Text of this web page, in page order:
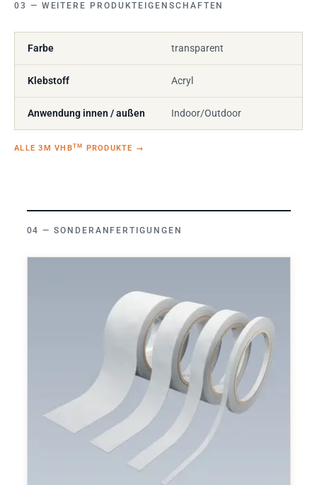
WEITERE PRODUKTEIGENSCHAFTEN
Farbe transparent
Klebstoff Acryl
Anwendung innen / außen Indoor/Outdoor
ALLE 3M VHBTM PRODUKTE →
SONDERANFERTIGUNGEN